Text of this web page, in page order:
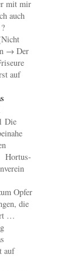
mit mir
auch
→ Der
auf
Die
Opfer
die
…
auf